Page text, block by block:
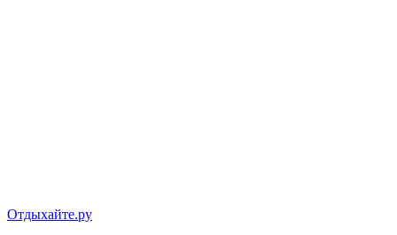
Отдыхайте.ру